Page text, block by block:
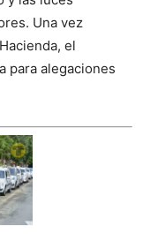
Una vez
el
para alegaciones